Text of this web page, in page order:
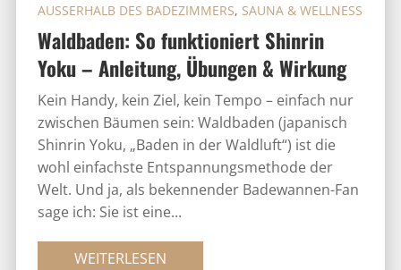
Waldbaden: So funktioniert Shinrin
Yoku – Anleitung, Übungen & Wirkung
AUSSERHALB DES BADEZIMMERS , SAUNA & WELLNESS
Kein Handy, kein Ziel, kein Tempo – einfach nur
zwischen Bäumen sein: Waldbaden (japanisch
Shinrin Yoku, „Baden in der Waldluft“) ist die
wohl einfachste Entspannungsmethode der
Welt. Und ja, als bekennender Badewannen-Fan
sage ich: Sie ist eine...
WEITERLESEN